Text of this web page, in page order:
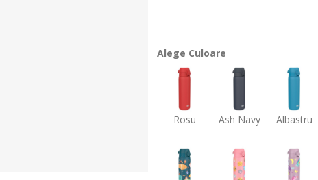
Alege Culoare
Rosu Ash Navy Albastru